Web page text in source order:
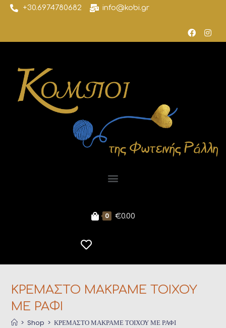
+30.6974780682 info@kobi.gr
0 €0.00
ΚΡΕΜΑΣΤΟ ΜΑΚΡΑΜΕ ΤΟΙΧΟΥ
ΜΕ ΡΑΦΙ
> Shop > ΚΡΕΜΑΣΤΟ ΜΑΚΡΑΜΕ ΤΟΙΧΟΥ ΜΕ ΡΑΦΙ